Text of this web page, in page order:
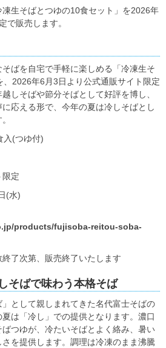
生そばとつゆの10食セット」を2026年
で販売します。
ばを自宅で手軽に楽しめる「冷凍生そ
、2026年6月3日より公式通販サイト限定
しそばや節分そばとして好評を博し、
応える形で、今年の夏は冷しそばとし
入(つゆ付)
限定
(水)
products/fujisoba-reitou-soba-
了次第、販売終了いたします
そばで味わう本格そば
として親しまれてきた名代富士そばの
は「冷し」での提供となります。濃口
つゆが、冷たいそばとよく絡み、暑い
を提供します。調理は冷凍のまま沸騰